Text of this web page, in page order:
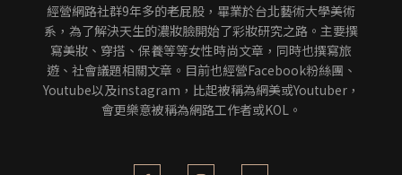
經營網路社群9年多的老屁股，畢業於台北藝術大學美術
系，為了解決天生的濃妝臉開始了彩妝研究之路。主要撰
寫美妝、穿搭、保養等等女性時尚文章，同時也撰寫旅
遊、社會議題相關文章。目前也經營Facebook粉絲團、
Youtube以及instagram，比起被稱為網美或Youtuber，
會更樂意被稱為網路工作者或KOL。